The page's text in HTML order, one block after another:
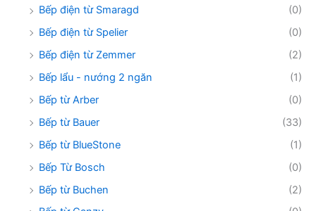
Bếp điện từ Smaragd
(0)
Bếp điện từ Spelier
(0)
Bếp điện từ Zemmer
(2)
Bếp lẩu - nướng 2 ngăn
(1)
Bếp từ Arber
(0)
Bếp từ Bauer
(33)
Bếp từ BlueStone
(1)
Bếp Từ Bosch
(0)
Bếp từ Buchen
(2)